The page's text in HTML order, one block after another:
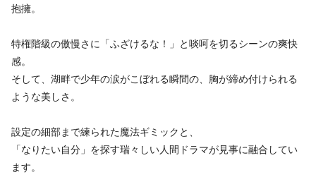
抱擁。
特権階級の傲慢さに「ふざけるな！」と啖呵を切るシーンの爽快
感。
そして、湖畔で少年の涙がこぼれる瞬間の、胸が締め付けられる
ような美しさ。
設定の細部まで練られた魔法ギミックと、
「なりたい自分」を探す瑞々しい人間ドラマが見事に融合してい
ます。